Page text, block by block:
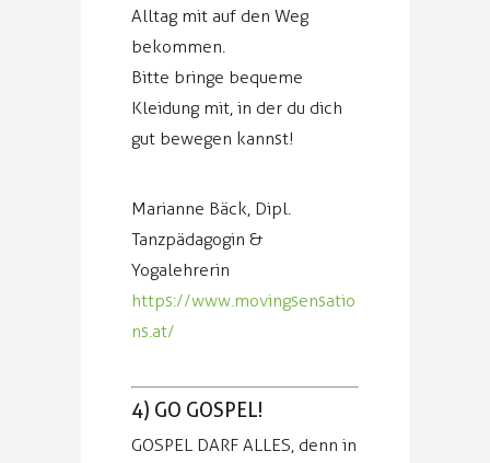
Alltag mit auf den Weg
bekommen.
Bitte bringe bequeme
Kleidung mit, in der du dich
gut bewegen kannst!
Marianne Bäck, Dipl.
Tanzpädagogin &
Yogalehrerin
https://www.movingsensatio
ns.at/
4) GO GOSPEL!
GOSPEL DARF ALLES, denn in